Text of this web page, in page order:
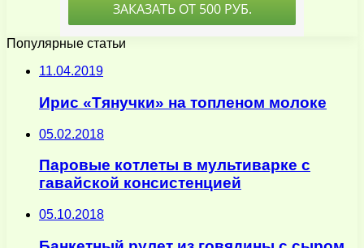
Популярные статьи
11.04.2019
Ирис «Тянучки» на топленом молоке
05.02.2018
Паровые котлеты в мультиварке с
гавайской консистенцией
05.10.2018